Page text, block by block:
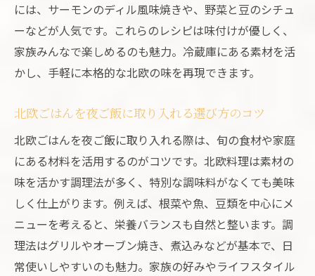
には、サーモンのディル風味焼きや、野菜と豆のシチュ
ーなどが人気です。これらのレシピは味付けが優しく、
家族みんなで楽しめるのも魅力。冷蔵庫にある素材を活
かし、手軽に本格的な北欧の味を再現できます。
北欧ごはんを夜ご飯に取り入れる選び方のコツ
北欧ごはんを夜ご飯に取り入れる際は、旬の食材や家庭
にある材料を活用するのがコツです。北欧料理は素材の
味を活かす調理法が多く、特別な調味料がなくても美味
しく仕上がります。例えば、根菜や魚、豆類を中心にメ
ニューを考えると、栄養バランスも自然と整います。調
理法はグリルやオーブン焼き、煮込みなどが基本で、日
常使いしやすいのも魅力。家族の好みやライフスタイル